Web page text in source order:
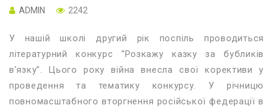
ADMIN 2242
У нашій школі другий рік поспіль проводиться
літературний конкурс “Розкажу казку за бубликів
в’язку”. Цього року війна внесла свої корективи у
проведення та тематику конкурсу. У річницю
повномасштабного вторгнення російської федерації в